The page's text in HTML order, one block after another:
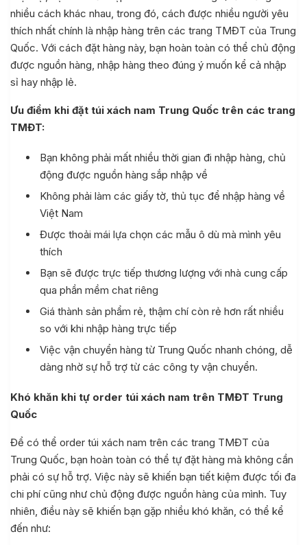
nhiều cách khác nhau, trong đó, cách được nhiều người yêu
thích nhất chính là nhập hàng trên các trang TMĐT của Trung
Quốc. Với cách đặt hàng này, bạn hoàn toàn có thể chủ động
được nguồn hàng, nhập hàng theo đúng ý muốn kể cả nhập
sỉ hay nhập lẻ.
Ưu điểm khi đặt túi xách nam Trung Quốc trên các trang
TMĐT:
Bạn không phải mất nhiều thời gian đi nhập hàng, chủ
động được nguồn hàng sắp nhập về
Không phải làm các giấy tờ, thủ tục để nhập hàng về
Việt Nam
Được thoải mái lựa chọn các mẫu ô dù mà mình yêu
thích
Bạn sẽ được trực tiếp thương lượng với nhà cung cấp
qua phần mềm chat riêng
Giá thành sản phẩm rẻ, thậm chí còn rẻ hơn rất nhiều
so với khi nhập hàng trực tiếp
Việc vận chuyển hàng từ Trung Quốc nhanh chóng, dễ
dàng nhờ sự hỗ trợ từ các công ty vận chuyển.
Khó khăn khi tự order túi xách nam trên TMĐT Trung
Quốc
Để có thể order túi xách nam trên các trang TMĐT của
Trung Quốc, bạn hoàn toàn có thể tự đặt hàng mà không cần
phải có sự hỗ trợ. Việc này sẽ khiến bạn tiết kiệm được tối đa
chi phí cũng như chủ động được nguồn hàng của mình. Tuy
nhiên, điều này sẽ khiến bạn gặp nhiều khó khăn, có thể kể
đến như: